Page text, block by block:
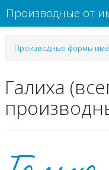
Производные от
Производные формы
Галиха